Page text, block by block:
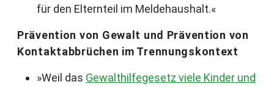
für den Elternteil im Meldehaushalt.«
Prävention von Gewalt und Prävention von
Kontaktabbrüchen im Trennungskontext
»Weil das Gewalthilfegesetz viele Kinder und